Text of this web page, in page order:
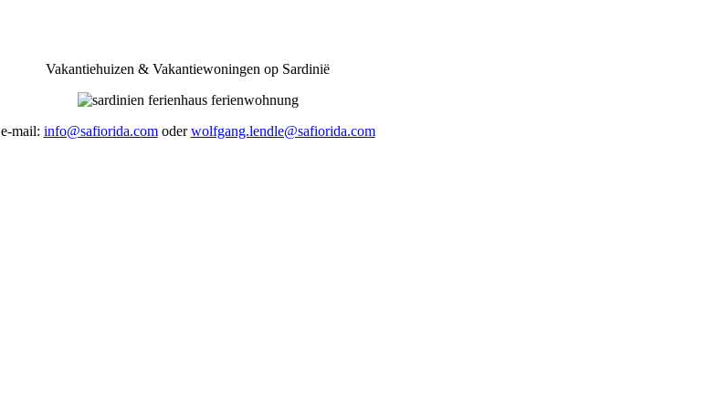
Vakantiehuizen & Vakantiewoningen op Sardinië
e-mail: info@safiorida.com oder wolfgang.lendle@safiorida.com